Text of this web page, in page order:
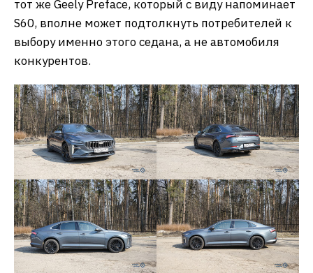
тот же Geely Preface, который с виду напоминает
S60, вполне может подтолкнуть потребителей к
выбору именно этого седана, а не автомобиля
конкурентов.